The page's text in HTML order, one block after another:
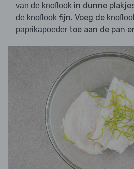
van de knoflook in dunne
de knoflook fijn. Voeg de
paprikapoeder toe aan de pan